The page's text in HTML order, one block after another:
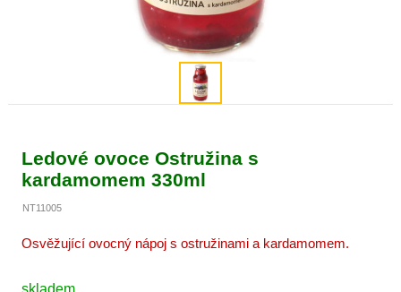
Ledové ovoce Ostružina s
kardamomem 330ml
NT11005
Osvěžující ovocný nápoj s ostružinami a kardamomem.
skladem